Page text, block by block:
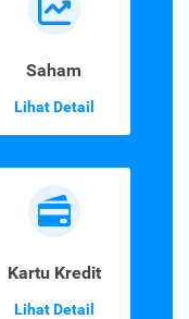
Saham
Lihat Detail
Kartu Kredit
Lihat Detail